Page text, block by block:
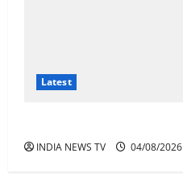
Latest
INDIA NEWS TV 04/08/2026